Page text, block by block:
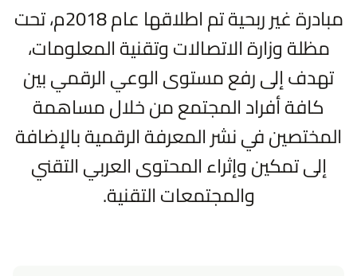
مبادرة غير ربحية تم اطلاقها عام 2018م، تحت
مظلة وزارة الاتصالات وتقنية المعلومات،
تهدف إلى رفع مستوى الوعي الرقمي بين
كافة أفراد المجتمع من خلال مساهمة
المختصين في نشر المعرفة الرقمية بالإضافة
إلى تمكين وإثراء المحتوى العربي التقني
والمجتمعات التقنية.